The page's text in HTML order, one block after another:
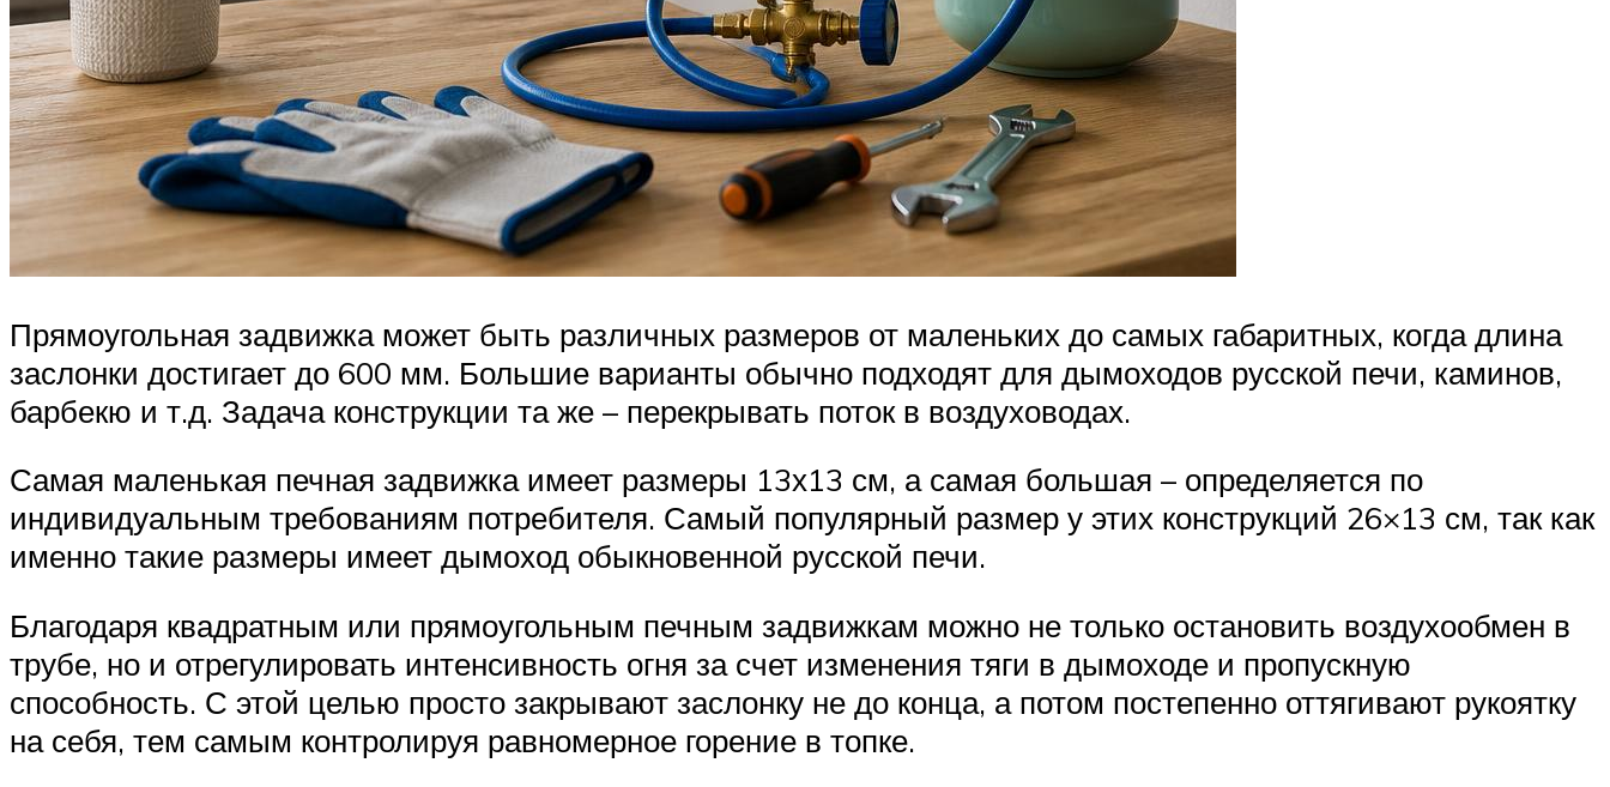
Прямоугольная задвижка может быть различных размеров от маленьких до самых габаритных, когда длина
заслонки достигает до 600 мм. Большие варианты обычно подходят для дымоходов русской печи, каминов,
барбекю и т.д. Задача конструкции та же – перекрывать поток в воздуховодах.
Самая маленькая печная задвижка имеет размеры 13х13 см, а самая большая – определяется по
индивидуальным требованиям потребителя. Самый популярный размер у этих конструкций 26×13 см, так как
именно такие размеры имеет дымоход обыкновенной русской печи.
Благодаря квадратным или прямоугольным печным задвижкам можно не только остановить воздухообмен в
трубе, но и отрегулировать интенсивность огня за счет изменения тяги в дымоходе и пропускную
способность. С этой целью просто закрывают заслонку не до конца, а потом постепенно оттягивают рукоятку
на себя, тем самым контролируя равномерное горение в топке.